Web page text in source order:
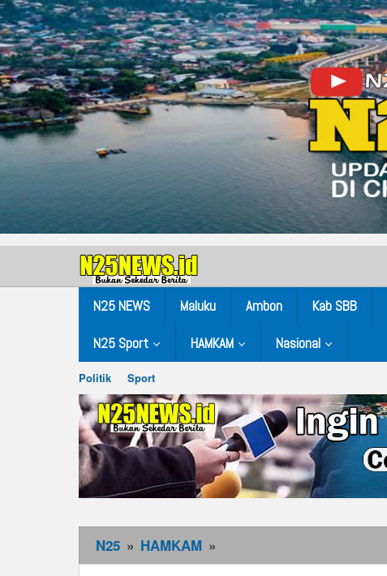
N25 NEWS Maluku Ambon Kab SBB
N25 Sport HAMKAM Nasional
Politik Sport
N25 » HAMKAM »
Rasa